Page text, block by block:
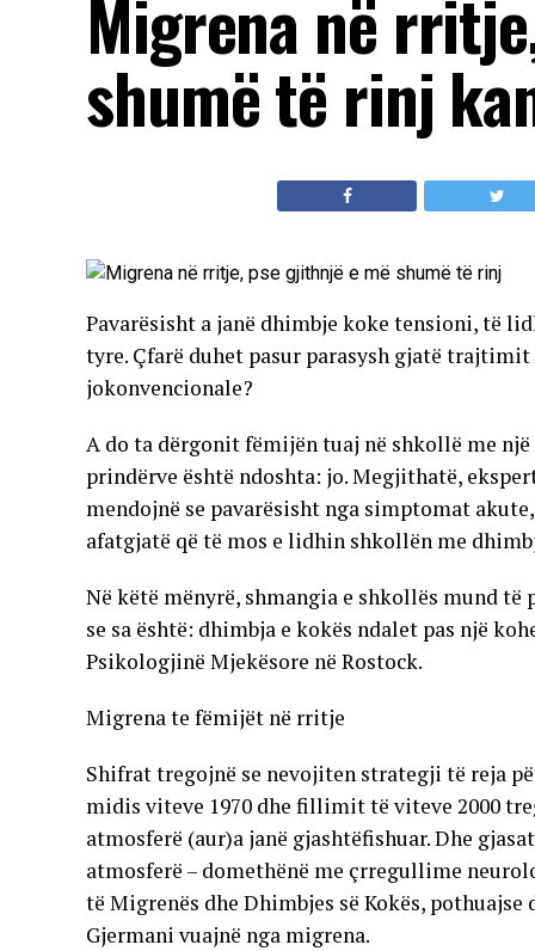
Migrena në
shumë të rinj
Pavarësisht a janë dhimbje koke tensioni, të
tyre. Çfarë duhet pasur parasysh gjatë
jokonvencionale?
A do ta dërgonit fëmijën tuaj në shkollë me
prindërve është ndoshta: jo. Megjithatë,
mendojnë se pavarësisht nga simptomat
afatgjatë që të mos e lidhin shkollën me
Në këtë mënyrë, shmangia e shkollës mund të
se sa është: dhimbja e kokës ndalet pas një
Psikologjinë Mjekësore në Rostock.
Migrena te fëmijët në rritje
Shifrat tregojnë se nevojiten strategji të reja
midis viteve 1970 dhe fillimit të viteve 2000
atmosferë (aur)a janë gjashtëfishuar. Dhe
atmosferë – domethënë me çrregullime
të Migrenës dhe Dhimbjes së Kokës,
Gjermani vuajnë nga migrena.